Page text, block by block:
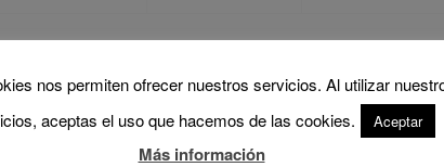
nos permiten ofrecer nuestros servicios. Al utilizar
aceptas el uso que hacemos de las cookies.
Aceptar
Más información